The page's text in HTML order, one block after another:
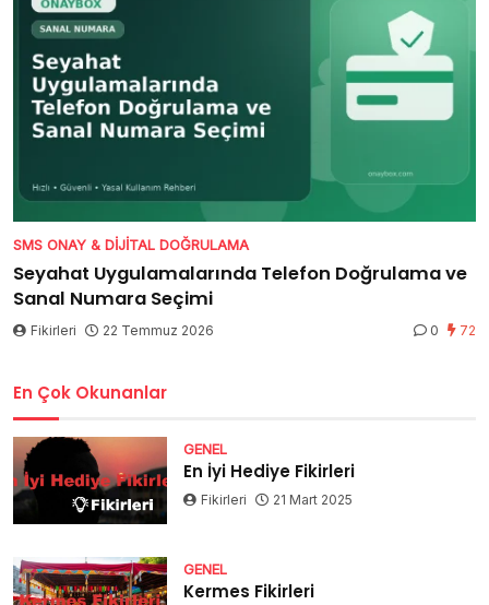
SMS ONAY & DIJITAL DOĞRULAMA
Seyahat Uygulamalarında Telefon Doğrulama ve
Sanal Numara Seçimi
Fikirleri 22 Temmuz 2026 0 72
En Çok Okunanlar
GENEL
En İyi Hediye Fikirleri
Fikirleri 21 Mart 2025
GENEL
Kermes Fikirleri